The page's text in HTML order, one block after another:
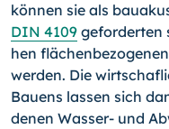
können sie als
DIN 4109 geforderten
hen
werden. Die
Bauens lassen sich
denen Wasser- und